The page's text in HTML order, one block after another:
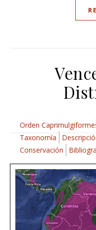
Orden
Taxonomía
Conservación